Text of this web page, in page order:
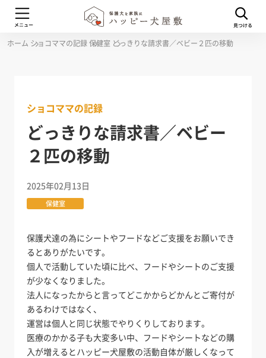
ホーム ショコママの記録保健室 どっきりな請求書／ベビー２匹の移動
ショコママの記録
どっきりな請求書／ベビー
２匹の移動
2025年02月13日
保健室
保護犬達の為にシートやフードなどご支援をお願いでき
るとありがたいです。
個人で活動していた頃に比べ、フードやシートのご支援
が少なくなりました。
法人になったからと言ってどこかからどかんとご寄付が
あるわけではなく、
運営は個人と同じ状態でやりくりしております。
医療のかかる子も大変多い中、フードやシートなどの購
入が増えるとハッピー犬屋敷の活動自体が厳しくなって